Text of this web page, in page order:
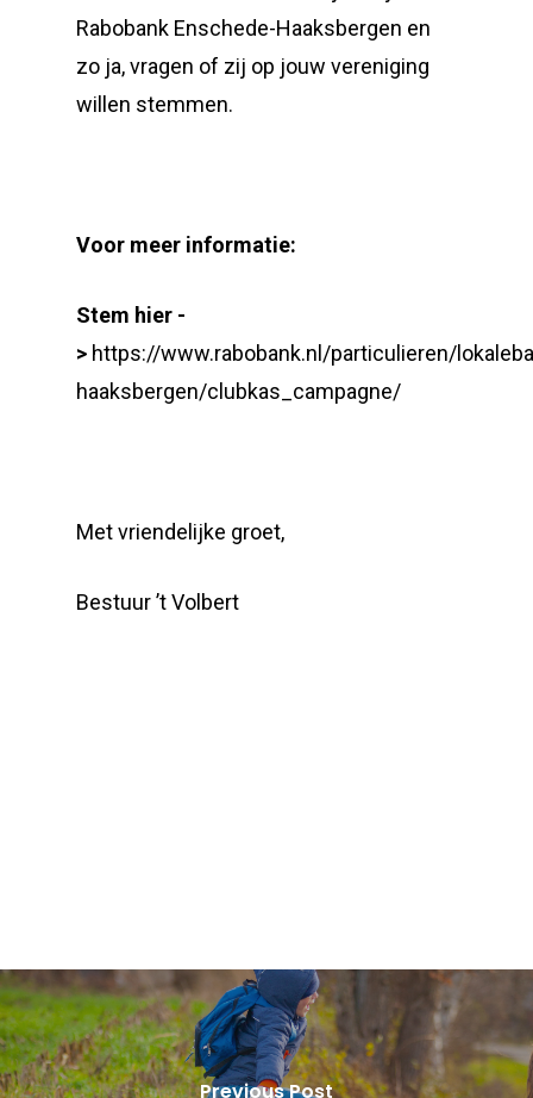
Rabobank Enschede-Haaksbergen en
zo ja, vragen of zij op jouw vereniging
willen stemmen.
Voor meer informatie:
Stem hier -
> https://www.rabobank.nl/particulieren/
haaksbergen/clubkas_campagne/
Met vriendelijke groet,
Bestuur ’t Volbert
Previous Post